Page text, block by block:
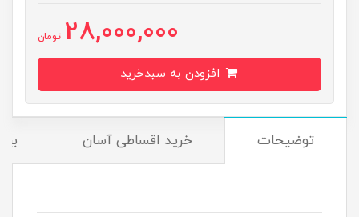
28,000,000 تومان
توضیحات خرید اقساطی آسان